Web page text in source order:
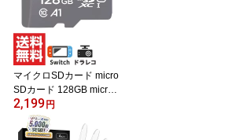
Phone Android TypeC U
SB シガーソケット付き
すまほホルダー エアコン
買い回り
マイクロSDカード micro
SDカード 128GB microS
D microSDXC サンディ
スク SanDisk Ultra Class
10 UHS-I A1 Switch SDS
2,199 円